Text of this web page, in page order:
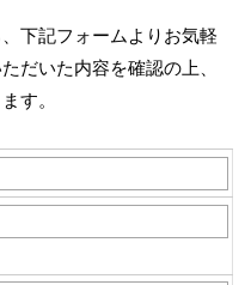
下記フォームよりお気軽
だいた内容を確認の上、
す。